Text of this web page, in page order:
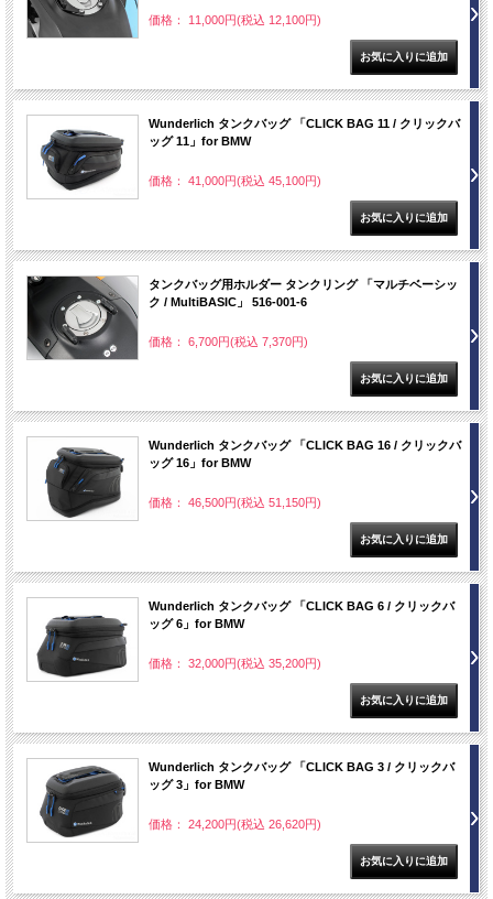
価格： 11,000円(税込 12,100円)
Wunderlich タンクバッグ 「CLICK BAG 11 / クリックバ
ッグ 11」for BMW
価格： 41,000円(税込 45,100円)
タンクバッグ用ホルダー タンクリング 「マルチベーシッ
ク / MultiBASIC」 516-001-6
価格： 6,700円(税込 7,370円)
Wunderlich タンクバッグ 「CLICK BAG 16 / クリックバ
ッグ 16」for BMW
価格： 46,500円(税込 51,150円)
Wunderlich タンクバッグ 「CLICK BAG 6 / クリックバ
ッグ 6」for BMW
価格： 32,000円(税込 35,200円)
Wunderlich タンクバッグ 「CLICK BAG 3 / クリックバ
ッグ 3」for BMW
価格： 24,200円(税込 26,620円)